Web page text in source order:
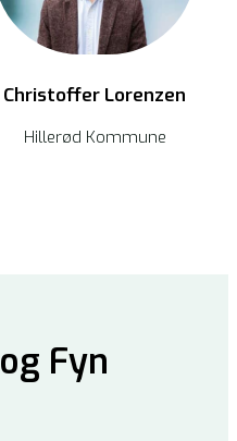
Christoffer Lorenzen
Hillerød Kommune
Fyn